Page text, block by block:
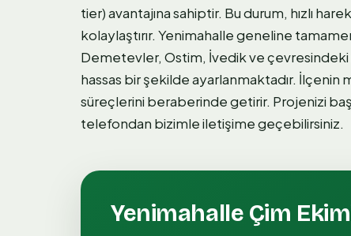
tier) avantajına sahiptir. Bu durum, hızlı
kolaylaştırır. Yenimahalle geneline
Demetevler, Ostim, İvedik ve
hassas bir şekilde ayarlanmaktadır. İlçenin
süreçlerini beraberinde getirir. Projenizi
telefondan bizimle iletişime geçebilirsiniz.
Yenimahalle Çim